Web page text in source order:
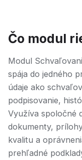
Čo modul
Modul
spája do jedného
údaje ako
podpisovanie,
Využíva spoločné
dokumenty,
kvalitu a
prehľadné